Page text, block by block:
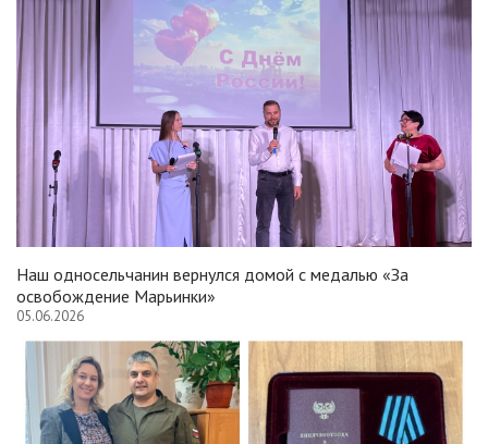
Наш односельчанин вернулся домой с медалью «За
освобождение Марьинки»
05.06.2026